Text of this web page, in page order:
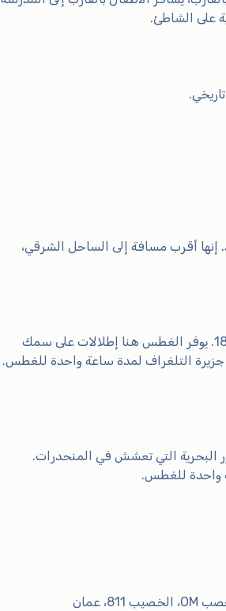
على الشاطئ.
إنها أقرب مسافة إلى الساحل الشرقي،
المعلم الأكثر شهرة في المنطقة. وضعت بريطانيا أول كابل تلغراف هنا في عام 1864. يوفر الغطس هنا إطلالات على سمك
جزيرة التلغراف لمدة ساعة واحدة للغطس.
والعديد من أنواع الطيور البحرية التي تعشش في المنحدرات.
واحدة للغطس.